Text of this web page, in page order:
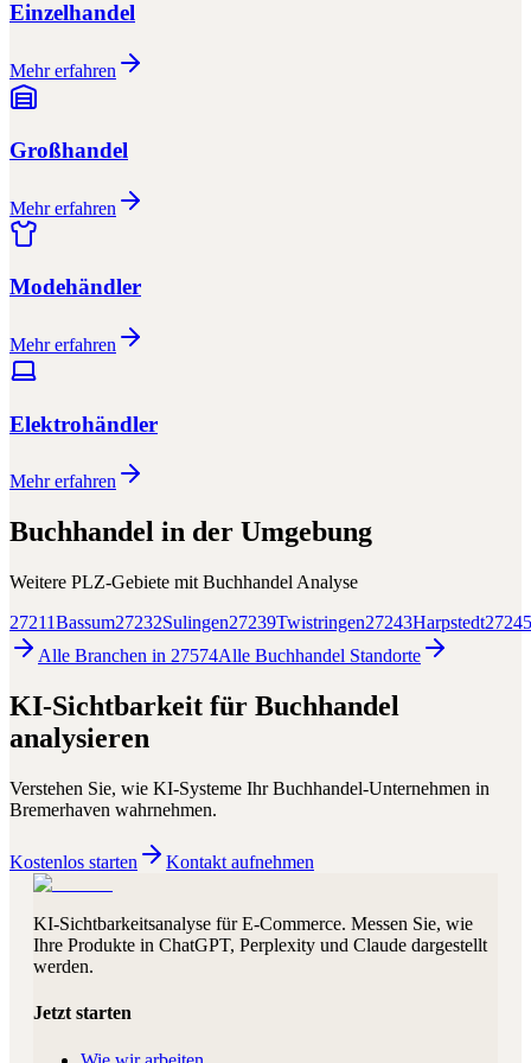
Einzelhandel
Mehr erfahren
Großhandel
Mehr erfahren
Modehändler
Mehr erfahren
Elektrohändler
Mehr erfahren
Buchhandel in der Umgebung
Weitere PLZ-Gebiete mit Buchhandel Analyse
27211Bassum27232Sulingen27239Twistringen27243Harpstedt27245
Alle Branchen in 27574Alle Buchhandel Standorte
KI-Sichtbarkeit für Buchhandel
analysieren
Verstehen Sie, wie KI-Systeme IhrBuchhandel-Unternehmen in
Bremerhaven wahrnehmen.
Kostenlos starten Kontakt aufnehmen
KI-Sichtbarkeitsanalyse für E-Commerce. Messen Sie, wie
Ihre Produkte in ChatGPT, Perplexity und Claude dargestellt
werden.
Jetzt starten